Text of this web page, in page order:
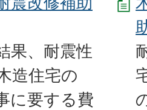
果、耐震性
造住宅の
に要する費